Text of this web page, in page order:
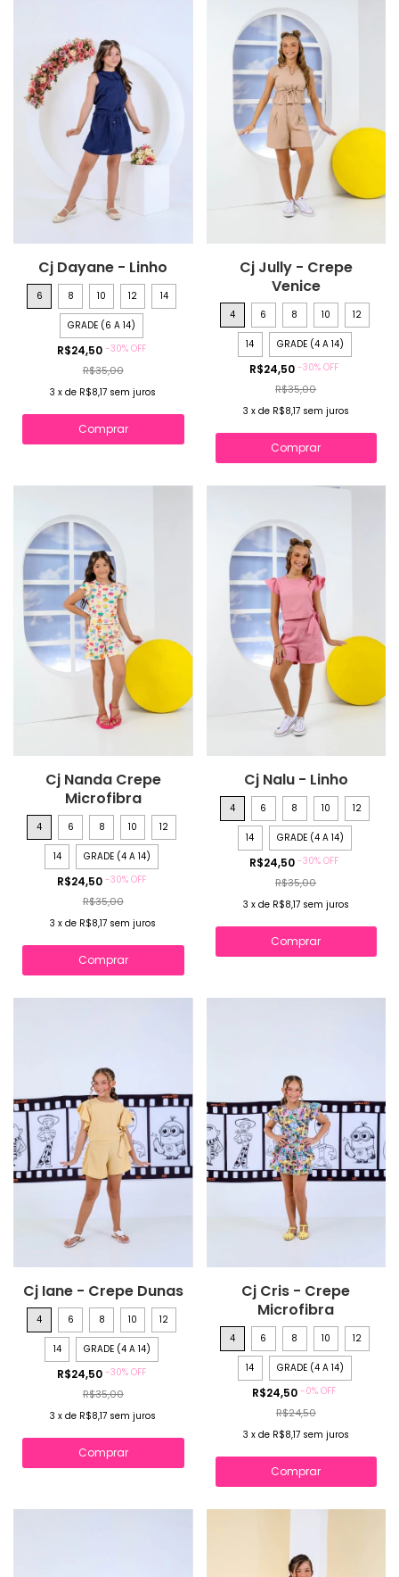
Cj Dayane - Linho
6 8 10 12 14
GRADE (6 A 14)
R$24,50 -30% OFF
R$35,00
3 xde R$8,17 sem juros
Comprar
Cj Jully - Crepe
Venice
4 6 8 10 12
14 GRADE (4 A 14)
R$24,50-30%OFF
R$35,00
3 x de R$8,17 sem juros
Comprar
Cj Nanda Crepe
Microfibra
4 6 8 10 12
14 GRADE (4 A 14)
R$24,50 -30% OFF
R$35,00
3 xde R$8,17 sem juros
Comprar
Cj Nalu - Linho
4 6 8 10 12
14 GRADE (4 A 14)
R$24,50-30%OFF
R$35,00
3 x de R$8,17 sem juros
Comprar
Cj Iane - Crepe Dunas
4 6 8 10 12
14 GRADE (4 A 14)
R$24,50 -30% OFF
R$35,00
3 xde R$8,17 sem juros
Comprar
Cj Cris - Crepe
Microfibra
4 6 8 10 12
14 GRADE (4 A 14)
R$24,50-0%OFF
R$24,50
3 x de R$8,17 sem juros
Comprar